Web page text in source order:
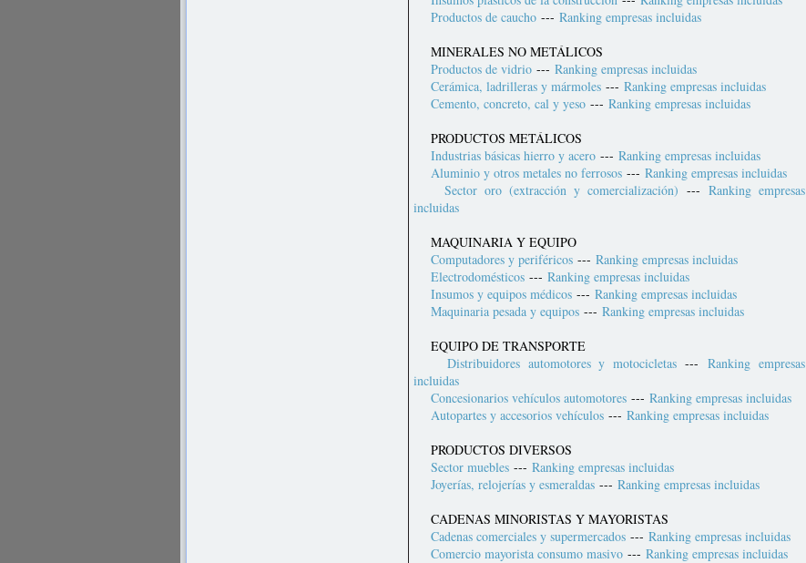
Productos de caucho--- Ranking empresas incluidas
MINERALES NO METÁLICOS
Productos de vidrio--- Ranking empresas incluidas
Cerámica, ladrilleras y mármoles--- Ranking empresas incluidas
Cemento, concreto, cal y yeso--- Ranking empresas incluidas
PRODUCTOS METÁLICOS
Industrias básicas hierro y acero--- Ranking empresas incluidas
Aluminio y otros metales no ferrosos--- Ranking empresas incluidas
Sector oro (extracción y comercialización) --- Ranking empresas
incluidas
MAQUINARIA Y EQUIPO
Computadores y periféricos--- Ranking empresas incluidas
Electrodomésticos--- Ranking empresas incluidas
Insumos y equipos médicos--- Ranking empresas incluidas
Maquinaria pesada y equipos--- Ranking empresas incluidas
EQUIPO DE TRANSPORTE
Distribuidores automotores y motocicletas--- Ranking empresas
incluidas
Concesionarios vehículos automotores--- Ranking empresas incluidas
Autopartes y accesorios vehículos--- Ranking empresas incluidas
PRODUCTOS DIVERSOS
Sector muebles--- Ranking empresas incluidas
Joyerías, relojerías y esmeraldas--- Ranking empresas incluidas
CADENAS MINORISTAS Y MAYORISTAS
Cadenas comerciales y supermercados--- Ranking empresas incluidas
Comercio mayorista consumo masivo--- Ranking empresas incluidas